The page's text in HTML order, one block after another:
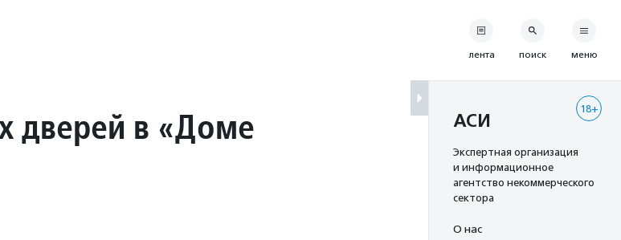
дверей в «Доме
лента поиск меню
18+
АСИ
Экспертная организация
и информационное
агентство некоммерческого
сектора
О нас